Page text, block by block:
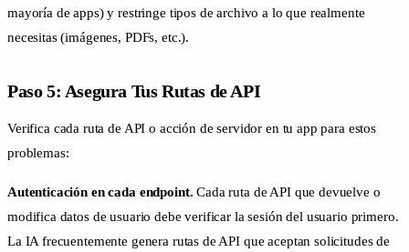
mayoría de apps) y restringe tipos de archivo a lo que realmente
necesitas (imágenes, PDFs, etc.).
Paso 5: Asegura Tus Rutas de API
Verifica cada ruta de API o acción de servidor en tu app para estos
problemas:
Autenticación en cada endpoint. Cada ruta de API que devuelve o
modifica datos de usuario debe verificar la sesión del usuario primero.
La IA frecuentemente genera rutas de API que aceptan solicitudes de